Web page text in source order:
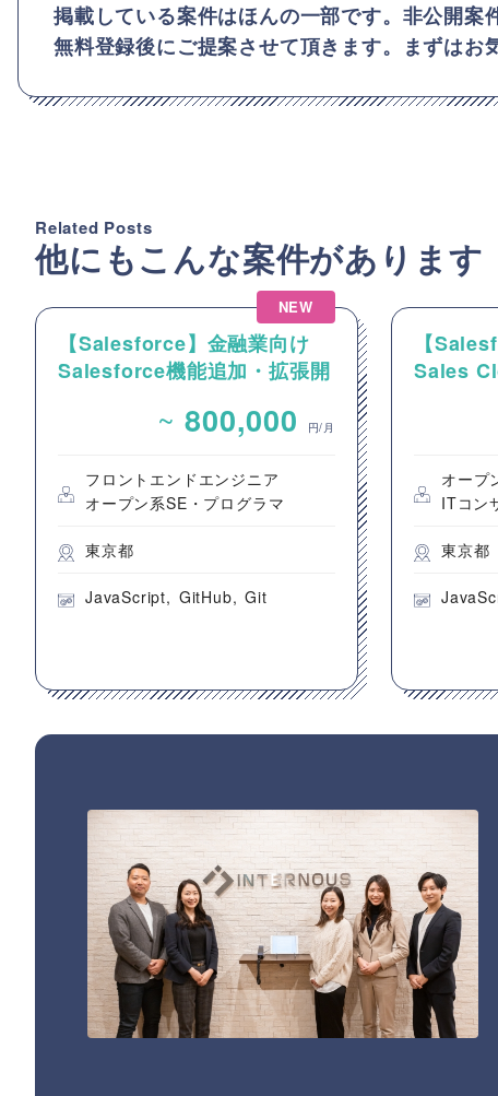
掲載している案件はほんの一部です。非公開案
無料登録後にご提案させて頂きます。まずはお
Related Posts
他にもこんな案件があります
NEW
【Salesforce】金融業向け
Salesforce機能追加・拡張開
~ 800,000 円/月
フロントエンドエンジニア
オープン系SE・プログラマ
東京都
JavaScript GitHub Git
【
Sales
オープ
ITコン
東京都